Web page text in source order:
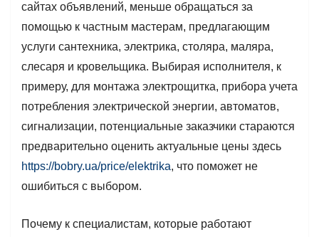
сайтах объявлений, меньше обращаться за
помощью к частным мастерам, предлагающим
услуги сантехника, электрика, столяра, маляра,
слесаря и кровельщика. Выбирая исполнителя, к
примеру, для монтажа электрощитка, прибора учета
потребления электрической энергии, автоматов,
сигнализации, потенциальные заказчики стараются
предварительно оценить актуальные цены здесь
https://bobry.ua/price/elektrika, что поможет не
ошибиться с выбором.
Почему к специалистам, которые работают